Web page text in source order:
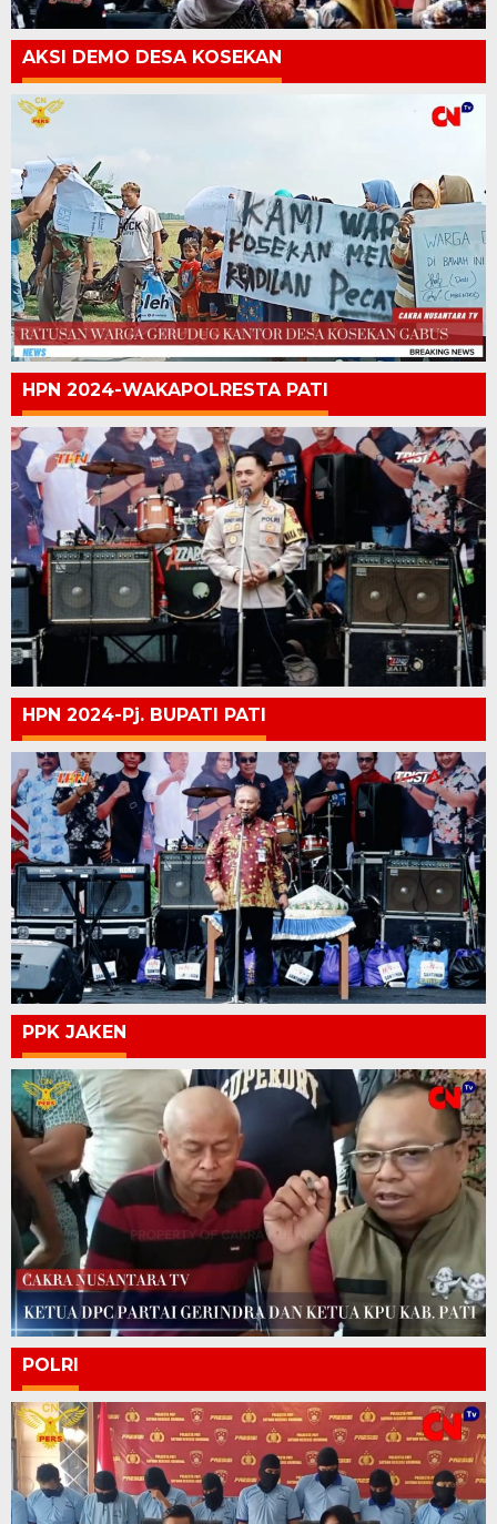
AKSI DEMO DESA KOSEKAN
HPN 2024-WAKAPOLRESTA PATI
HPN 2024-Pj. BUPATI PATI
PPK JAKEN
POLRI